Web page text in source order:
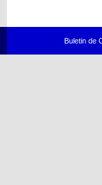
Buletin de